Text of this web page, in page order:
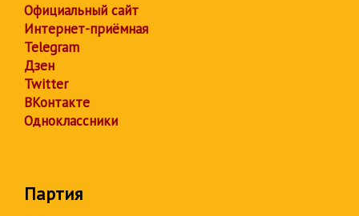
Официальный сайт
Интернет-приёмная
Telegram
Дзен
Twitter
ВКонтакте
Одноклассники
Партия